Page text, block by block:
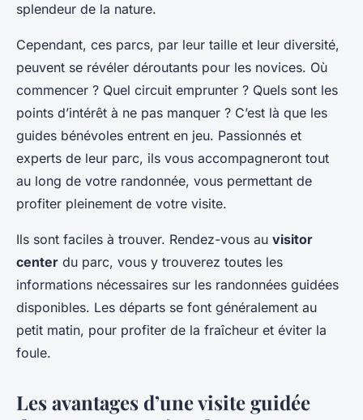
splendeur de la nature.
Cependant, ces parcs, par leur taille et leur diversité,
peuvent se révéler déroutants pour les novices. Où
commencer ? Quel circuit emprunter ? Quels sont les
points d’intérêt à ne pas manquer ? C’est là que les
guides bénévoles entrent en jeu. Passionnés et
experts de leur parc, ils vous accompagneront tout
au long de votre randonnée, vous permettant de
profiter pleinement de votre visite.
Ils sont faciles à trouver. Rendez-vous au visitor
center du parc, vous y trouverez toutes les
informations nécessaires sur les randonnées guidées
disponibles. Les départs se font généralement au
petit matin, pour profiter de la fraîcheur et éviter la
foule.
Les avantages d’une visite guidée